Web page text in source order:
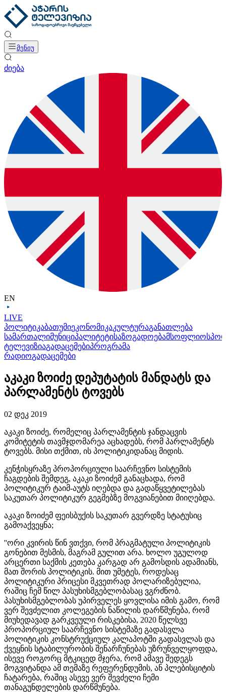
მენიუ
ძიება
EN
LIVE
პოლიტიკაბათუმიეკონომიკაკულტურაგანათლება
სამართალიმუნიციპალიტეტისაზოგადოებამსოფლიო
ტელევიზიაგადაცემებიპროგრამა
რადიოგადაცემები
აკაკი ზოიძე დეპუტატის მანდატს და
პარლამენტს ტოვებს
02 დეკ 2019
აკაკი ზოიძე, რომელიც პარლამენტის ჯანდაცვის
კომიტეტის თავმჯდომარეა აცხადებს, რომ პარლამენტს
ტოვებს. მისი თქმით, ის პოლიტიკიდანაც მიდის.
კენჭისყრაზე პროპორციული საარჩევნო სისტემის
ჩაგდების შემდეგ, აკაკი ზოიძემ განაცხადა, რომ
პოლიტიკურ ტაიმ-აუტს იღებდა და გადაწყვეტილებას
საკუთარ პოლიტიკურ გეგმებზე მოგვიანებით მიიღებდა.
აკაკი ზოიძემ ფეისბუქის საკუთარ გვერდზე სტატუსიც
გამოაქვეყნა;
''ორი კვირის წინ ვთქვი, რომ პრაგმატული პოლიტიკის
გონებით მესმის, მაგრამ გულით არა. ხოლო უგულოდ
არცერთი საქმის კეთება კარგად არ გამოსდის ადამიანს,
მათ შორის პოლიტიკის. მით უმეტეს, როდესაც
პოლიტიკური პრიცესი მკვეთრად პოლარიზებულია,
რაშიც ჩემ წილ პასუხისმგებლობასაც ვგრძნობ.
პასუხისმგებლობას უპირველეს ყოვლისა იმის გამო, რომ
ვერ შევძელით კოლეგების ნაწილის დარწმუნება, რომ
მიუხედავად გარკვეული რისკებისა, 2020 წელსვე
პროპორციულ საარჩევნო სისტემაზე გადასვლა
პოლიტიკის კონსტრუქციულ კალაპოტში გადასვლას და
ქვეყნის სტაბილურობის შენარჩუნებას უზრუნველყოფდა,
ისევე როგორც მტკიცედ მჯერა, რომ ამავე შედეგს
მოგვიტანდა ამ თემაზე რეფერენდუმის, ან პლებისციტის
ჩატარება, რაშიც ასევე ვერ შევძელი ჩემი
თანაგუნდელების დარწმუნება.